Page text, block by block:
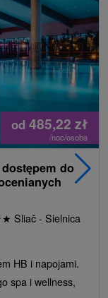
od 485,22 zł
/noc/osoba
do
★ Sliač - Sielnica
HB i napojami.
spa i wellness,